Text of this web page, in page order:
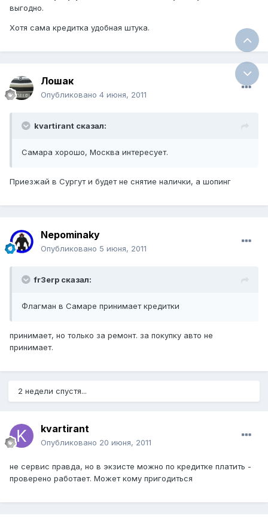
выгодно.
Хотя сама кредитка удобная штука.
Лошак
Опубликовано 4 июня, 2011
kvartirant сказал:
Самара хорошо, Москва интересует.
Приезжай в Сургут и будет не снятие налички, а шопинг
Nepominaky
Опубликовано 5 июня, 2011
fr3erp сказал:
Флагман в Самаре принимает кредитки
принимает, но только за ремонт. за покупку авто не
принимает.
2 недели спустя...
kvartirant
Опубликовано 20 июня, 2011
не сервис правда, но в экзисте можно по кредитке платить -
проверено работает. Может кому пригодиться